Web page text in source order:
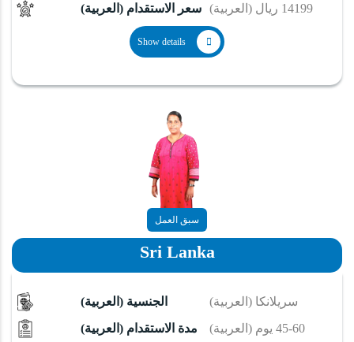
(العربية) سعر الاستقدام
(العربية) 14199 ريال
Show details
سبق العمل
Sri Lanka
(العربية) الجنسية
(العربية) سريلانكا
(العربية) مدة الاستقدام
(العربية) 60-45 يوم